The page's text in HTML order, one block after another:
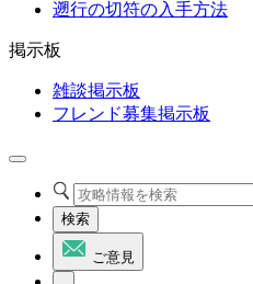
遡行の切符の入手方法
掲示板
雑談掲示板
フレンド募集掲示板
検索
ご意見